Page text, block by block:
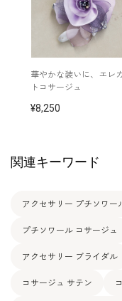
華やかな装いに、エレ
トコサージュ
8,250
関連キーワード
アクセサリー プチソワー
プチソワール コサージュ
アクセサリー ブライダル
コサージュ サテン